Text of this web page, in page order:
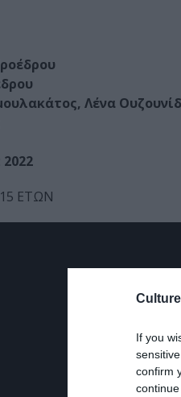
If you
confirm
Λένα
2022
ΕΤΩΝ